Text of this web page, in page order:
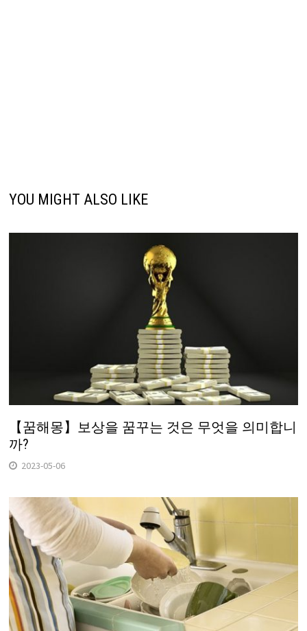
YOU MIGHT ALSO LIKE
【꿈해몽】보상을 꿈꾸는 것은 무엇을 의미합니
까?
2023-05-06